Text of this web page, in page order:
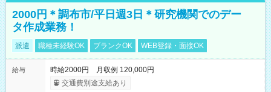
2000円＊調布市/平日週3日＊研究機関でのデー
タ作成業務！
派遣 職種未経験OK ブランクOK WEB登録・面接OK
給与
時給2000円 月収例 120,000円
交通費別途支給あり